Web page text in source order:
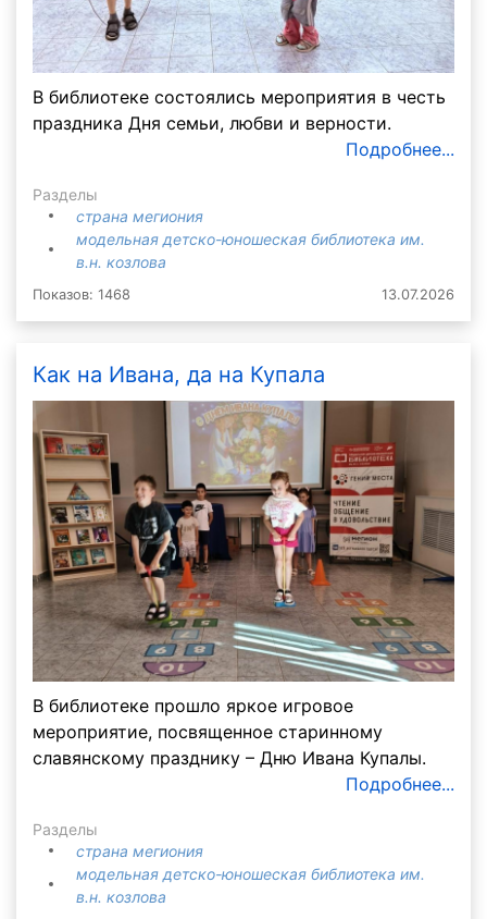
В библиотеке состоялись мероприятия в честь
праздника Дня семьи, любви и верности.
Подробнее...
Разделы
страна мегиония
модельная детско-юношеская библиотека им.
в.н. козлова
Показов: 1468 13.07.2026
Как на Ивана, да на Купала
В библиотеке прошло яркое игровое
мероприятие, посвященное старинному
славянскому празднику – Дню Ивана Купалы.
Подробнее...
Разделы
страна мегиония
модельная детско-юношеская библиотека им.
в.н. козлова